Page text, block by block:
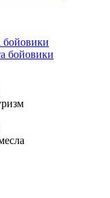
бойовики
бойовики